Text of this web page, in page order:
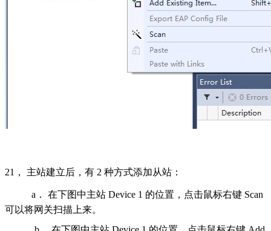
21 ， 主站建立后，有 2 种方式添加从站：
a ． 在下图中主站 Device 1 的位置，点击鼠标右键 Scan
可以将网关扫描上来。